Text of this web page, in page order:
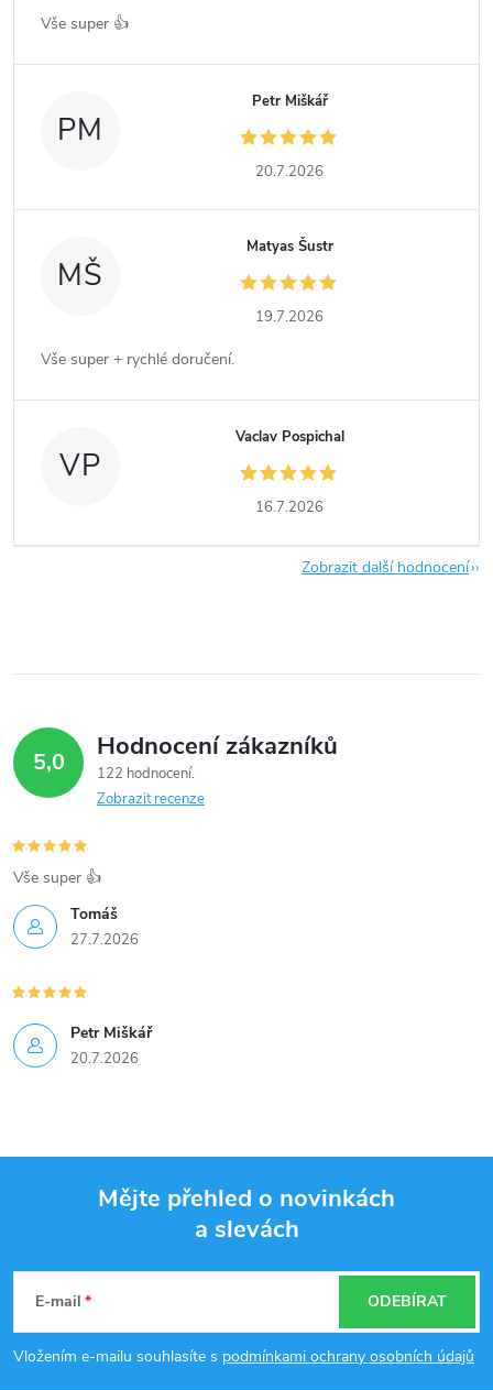
Vše super 👍
PM
Petr Miškář
20.7.2026
MŠ
Matyas Šustr
19.7.2026
Vše super + rychlé doručení.
VP
Vaclav Pospichal
16.7.2026
Zobrazit další hodnocení
5,0 Hodnocení zákazníků
122 hodnocení
Zobrazit recenze
Tomáš
27.7.2026
Vše super 👍
Petr Miškář
20.7.2026
p
Mějte přehled o novinkách
a slevách
E-mail
Vložením e-mailu souhlasíte s podmínkami ochrany osobních údajů
ODEBÍRAT